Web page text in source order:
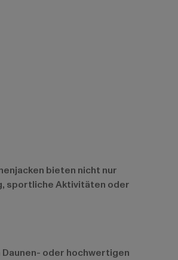
bieten nicht nur
sportliche Aktivitäten oder
oder hochwertigen